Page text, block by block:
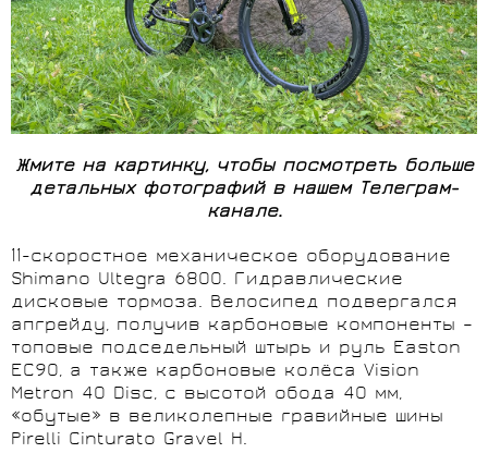
Жмите на картинку, чтобы посмотреть больше
детальных фотографий в нашем Телеграм-
канале.
11-скоростное механическое оборудование
Shimano Ultegra 6800. Гидравлические
дисковые тормоза. Велосипед подвергался
апгрейду, получив карбоновые компоненты –
топовые подседельный штырь и руль Easton
EC90, а также карбоновые колёса Vision
Metron 40 Disc, с высотой обода 40 мм,
«обутые» в великолепные гравийные шины
Pirelli Cinturato Gravel H.